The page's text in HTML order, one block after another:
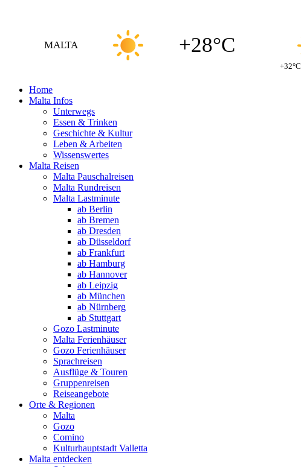
MALTA +28°C
+32°C
Home
Malta Infos
Unterwegs
Essen & Trinken
Geschichte & Kultur
Leben & Arbeiten
Wissenswertes
Malta Reisen
Malta Pauschalreisen
Malta Rundreisen
Malta Lastminute
ab Berlin
ab Bremen
ab Dresden
ab Düsseldorf
ab Frankfurt
ab Hamburg
ab Hannover
ab Leipzig
ab München
ab Nürnberg
ab Stuttgart
Gozo Lastminute
Malta Ferienhäuser
Gozo Ferienhäuser
Sprachreisen
Ausflüge & Touren
Gruppenreisen
Reiseangebote
Orte & Regionen
Malta
Gozo
Comino
Kulturhauptstadt Valletta
Malta entdecken